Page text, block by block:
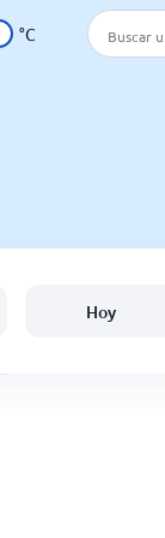
°C
Hoy